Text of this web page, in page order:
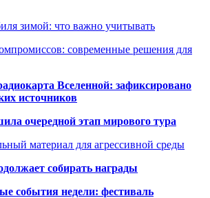
зимой: что важно учитывать
современные решения для
Вселенной: зафиксировано
источников
очередной этап мирового тура
материал для агрессивной среды
собирать награды
события недели: фестиваль